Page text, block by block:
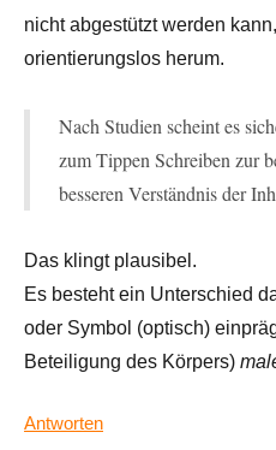
nicht abgestützt werden
orientierungslos herum.
Nach Studien scheint es
zum Tippen Schreiben zur
besseren Verständnis der
Das klingt plausibel.
Es besteht ein Unterschied
oder Symbol (optisch)
Beteiligung des Körpers)
Antworten